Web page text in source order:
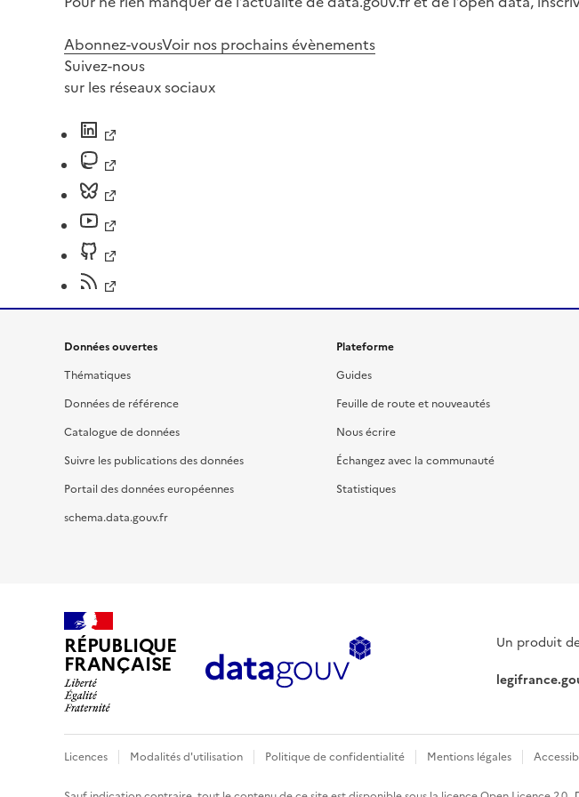
Abonnez-vousVoir nos prochains évènements
Suivez-nous
sur les réseaux sociaux
Données ouvertes
Thématiques
Données de référence
Catalogue de données
Suivre les publications des données
Portail des données européennes
schema.data.gouv.fr
Plateforme
Guides
Feuille de route et nouveautés
Nous écrire
Échangez avec la communauté
Statistiques
RÉPUBLIQUE
FRANÇAISE
Un produit
Licences Modalités d'utilisation Politique de confidentialité Mentions légales